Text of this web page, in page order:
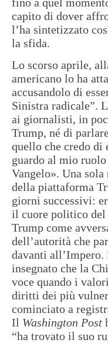
capito di dover
l’ha sintetizzato
la sfida.
Lo scorso aprile,
americano lo ha
accusandolo di
Sinistra radicale”.
ai giornalisti, in
Trump, né di
quello che credo di
guardo al mio
Vangelo». Una
della piattaforma
giorni successivi:
il cuore politico del
Trump come
dell’autorità che
davanti all’Impero.
insegnato che la
voce quando i
diritti dei più
cominciato a
Il Washington Post
“ha trovato il suo